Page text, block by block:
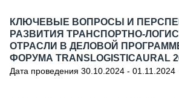
КЛЮЧЕВЫЕ ВОПРОСЫ И
РАЗВИТИЯ ТРАНСПОРТНО-
ОТРАСЛИ В ДЕЛОВОЙ
ФОРУМА TRANSLOGISTICAURAL
Дата проведения 30.10.2024 - 01.11.2024